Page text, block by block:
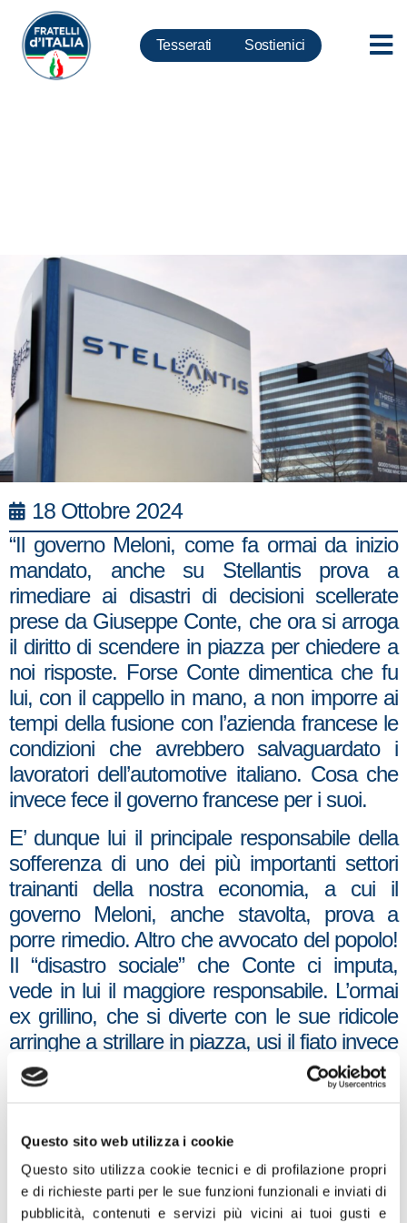
Questo sito web utilizza i cookie
Questo sito utilizza cookie tecnici e di profilazione propri
e di richieste parti per le sue funzioni funzionali e inviati di
pubblicità, contenuti e servizi più vicini ai tuoi gusti e
Tesserati Sostienici
18 Ottobre 2024
“Il governo Meloni, come fa ormai da inizio
mandato, anche su Stellantis prova a
rimediare ai disastri di decisioni scellerate
prese da Giuseppe Conte, che ora si arroga
il diritto di scendere in piazza per chiedere a
noi risposte. Forse Conte dimentica che fu
lui, con il cappello in mano, a non imporre ai
tempi della fusione con l’azienda francese le
condizioni che avrebbero salvaguardato i
lavoratori dell’automotive italiano. Cosa che
invece fece il governo francese per i suoi.
E’ dunque lui il principale responsabile della
sofferenza di uno dei più importanti settori
trainanti della nostra economia, a cui il
governo Meloni, anche stavolta, prova a
porre rimedio. Altro che avvocato del popolo!
Il “disastro sociale” che Conte ci imputa,
vede in lui il maggiore responsabile. L’ormai
ex grillino, che si diverte con le sue ridicole
arringhe a strillare in piazza, usi il fiato invece
per spiegarci perché regalò macchinari a
Fca per fare mascherine chirurgiche
Da parte nostra, continua il sostegno
all’azienda e ai dipendenti”. Lo dichiara
Tommaso Foti, capogruppo di Fratelli d’Italia